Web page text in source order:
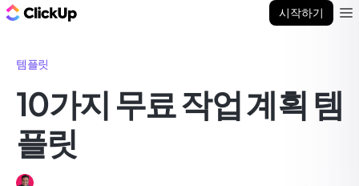
시작하기
템플릿
10가지 무료 작업 계획 템
플릿